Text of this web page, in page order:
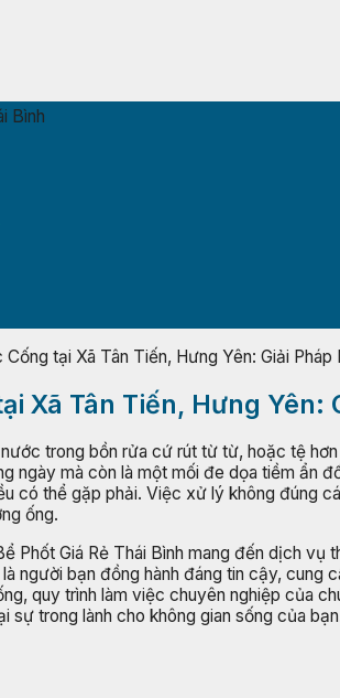
Bình
tại Xã Tân Tiến, Hưng Yên: Giải Pháp
Xã Tân Tiến, Hưng Yên:
trong bồn rửa cứ rút từ từ, hoặc tệ
ngày mà còn là một mối đe dọa tiềm ẩn
có thể gặp phải. Việc xử lý không đúng
ống.
Phốt Giá Rẻ Thái Bình mang đến dịch
người bạn đồng hành đáng tin cậy,
quy trình làm việc chuyên nghiệp của
sự trong lành cho không gian sống của